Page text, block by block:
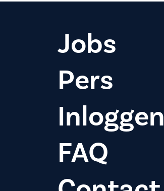
Jobs
Pers
Inloggen
FAQ